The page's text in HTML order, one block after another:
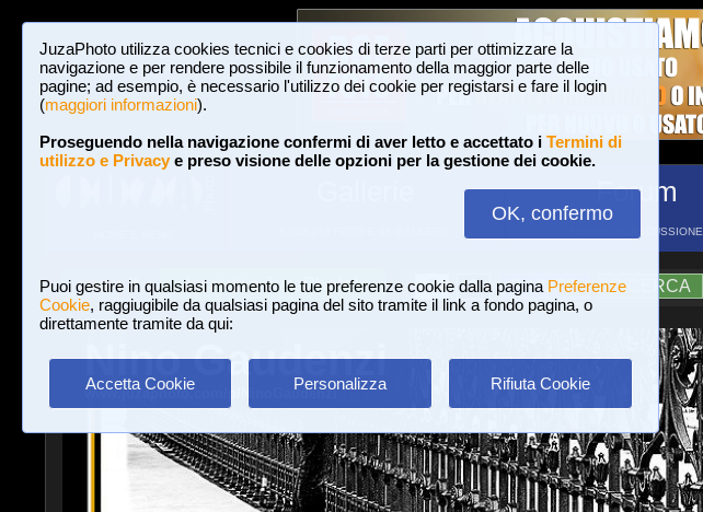
JuzaPhoto utilizza cookies tecnici e cookies di terze parti per ottimizzare la
navigazione e per rendere possibile il funzionamento della maggior parte delle
pagine; ad esempio, è necessario l'utilizzo dei cookie per registarsi e fare il login
(maggiori informazioni).
Proseguendo nella navigazione confermi di aver letto e accettato i Termini di
utilizzo e Privacye preso visione delle opzioni per la gestione dei cookie.
OK, confermo
Puoi gestire in qualsiasi momento le tue preferenze cookie dalla pagina Preferenze
Cookie, raggiugibile da qualsiasi pagina del sito tramite il link a fondo pagina, o
direttamente tramite da qui:
Accetta Cookie Personalizza Rifiuta Cookie
Forum
FORUM DI DISCUSSIONE
Login Iscriviti a JuzaPhoto! A A ?AIUTO RICERCA
Nino Gaudenzi
www.juzaphoto.com/p/NinoGaudenzi